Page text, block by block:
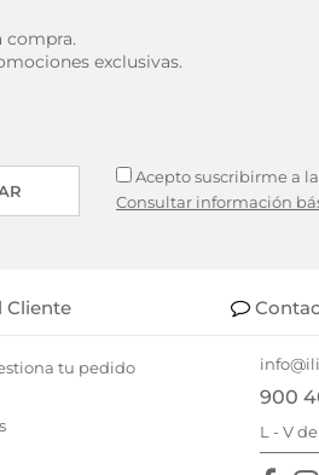
compra.
exclusivas.
Acepto suscribirme a
Consultar información
Cliente
tu pedido
900
L - V